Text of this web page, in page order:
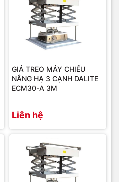
GIÁ TREO MÁY CHIẾU
NÂNG HẠ 3 CẠNH DALITE
ECM30-A 3M
Liên hệ